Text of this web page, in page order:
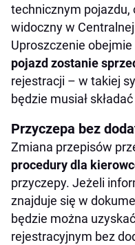
technicznym pojazdu,
widoczny w
Uproszczenie
pojazd zostanie
rejestracji – w takiej
będzie musiał
Przyczepa bez
Zmiana przepisów
procedury dla
przyczepy. Jeżeli
znajduje się w
będzie można
rejestracyjnym bez